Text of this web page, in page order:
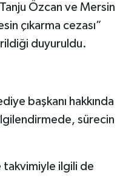
Özcan ve Mersin
çıkarma cezası”
duyuruldu.
başkanı hakkında
sürecin
takvimiyle ilgili de